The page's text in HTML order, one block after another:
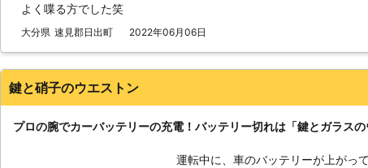
よく喋る方でした笑
大分県 速見郡日出町 2022年06月06日
鍵と硝子のウエストン
プロの腕でカーバッテリーの充電！バッテリー切れは「鍵とガラス
運転中に、車のバッテリーが上がっ